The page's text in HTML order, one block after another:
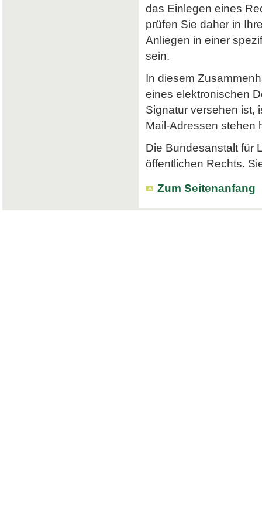
das Einlegen eines
prüfen Sie daher in
Anliegen in einer
sein.
In diesem
eines elektronischen
Signatur versehen ist,
Mail-Adressen stehen
Die Bundesanstalt für
öffentlichen Rechts.
Zum Seitenanfang